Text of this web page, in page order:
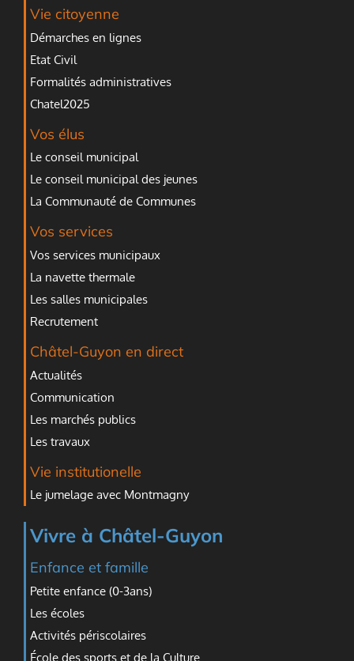
Vie citoyenne
Démarches en lignes
Etat Civil
Formalités administratives
Chatel2025
Vos élus
Le conseil municipal
Le conseil municipal des jeunes
La Communauté de Communes
Vos services
Vos services municipaux
La navette thermale
Les salles municipales
Recrutement
Châtel-Guyon en direct
Actualités
Communication
Les marchés publics
Les travaux
Vie institutionelle
Le jumelage avec Montmagny
Vivre à Châtel-Guyon
Enfance et famille
Petite enfance (0-3ans)
Les écoles
Activités périscolaires
École des sports et de la Culture